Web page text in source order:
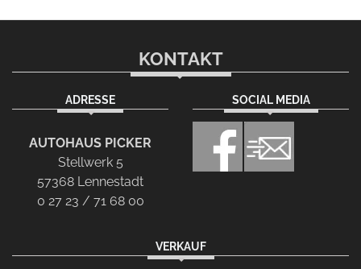
KONTAKT
ADRESSE
AUTOHAUS PICKER
Stellwerk 5
57368 Lennestadt
0 27 23 / 71 68 00
SOCIAL MEDIA
VERKAUF